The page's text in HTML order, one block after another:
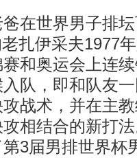
世界男子排坛
扎伊采夫1977
和奥运会上连
队，即和队友
战术，并在主
相结合的新打
3届男排世界杯